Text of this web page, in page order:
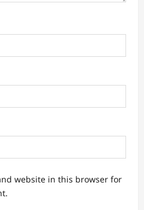
website in this browser for